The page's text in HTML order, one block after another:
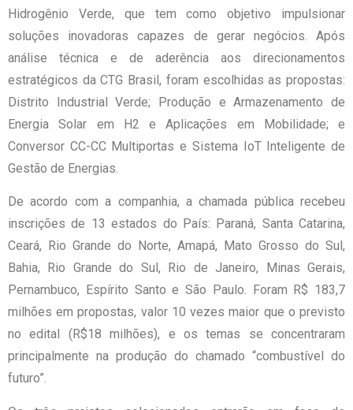
Hidrogênio Verde, que tem como objetivo impulsionar
soluções inovadoras capazes de gerar negócios. Após
análise técnica e de aderência aos direcionamentos
estratégicos da CTG Brasil, foram escolhidas as propostas:
Distrito Industrial Verde; Produção e Armazenamento de
Energia Solar em H2 e Aplicações em Mobilidade; e
Conversor CC-CC Multiportas e Sistema IoT Inteligente de
Gestão de Energias.
De acordo com a companhia, a chamada pública recebeu
inscrições de 13 estados do País: Paraná, Santa Catarina,
Ceará, Rio Grande do Norte, Amapá, Mato Grosso do Sul,
Bahia, Rio Grande do Sul, Rio de Janeiro, Minas Gerais,
Pernambuco, Espírito Santo e São Paulo. Foram R$ 183,7
milhões em propostas, valor 10 vezes maior que o previsto
no edital (R$18 milhões), e os temas se concentraram
principalmente na produção do chamado “combustível do
futuro”.